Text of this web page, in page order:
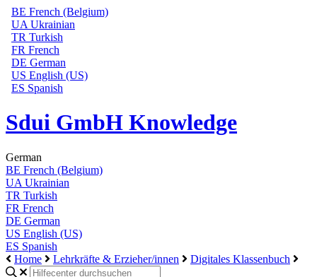
BE French (Belgium)
UA Ukrainian
TR Turkish
FR French
DE German
US English (US)
ES Spanish
Sdui GmbH Knowledge
German
BE French (Belgium)
UA Ukrainian
TR Turkish
FR French
DE German
US English (US)
ES Spanish
Home
Lehrkräfte & Erzieher/innen Digitales Klassenbuch